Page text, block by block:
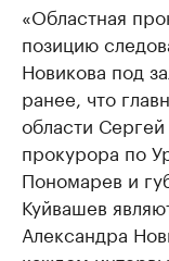
«Областная
позицию
Новикова под
ранее, что
области
прокурора по
Пономарев и
Куйвашев
Александра